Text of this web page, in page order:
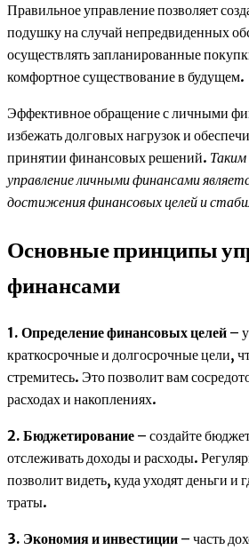
Правильное управление позволяет
подушку на случай непредвиденных
осуществлять запланированные
комфортное существование в будущем.
Эффективное обращение с личными
избежать долговых нагрузок и
принятии финансовых решений.
управление личными финансами
достижения финансовых целей и
Основные принципы
финансами
1. Определение финансовых целей –
краткосрочные и долгосрочные цели,
стремитесь. Это позволит вам
расходах и накоплениях.
2. Бюджетирование – создайте
отслеживать доходы и расходы.
позволит видеть, куда уходят деньги и
траты.
3. Экономия и инвестиции – часть